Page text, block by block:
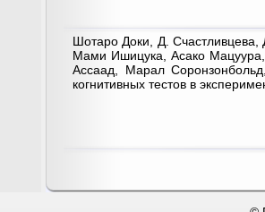
Шотаро Доки, Д.
Мами Ишицука, Асако
Ассаад, Марал
когнитивных тестов в